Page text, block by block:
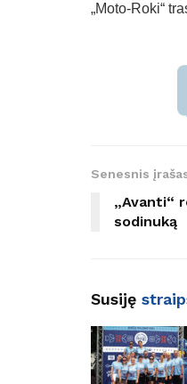
„Moto-Roki“
Senesnis
„Avanti“
sodinuką
Susiję